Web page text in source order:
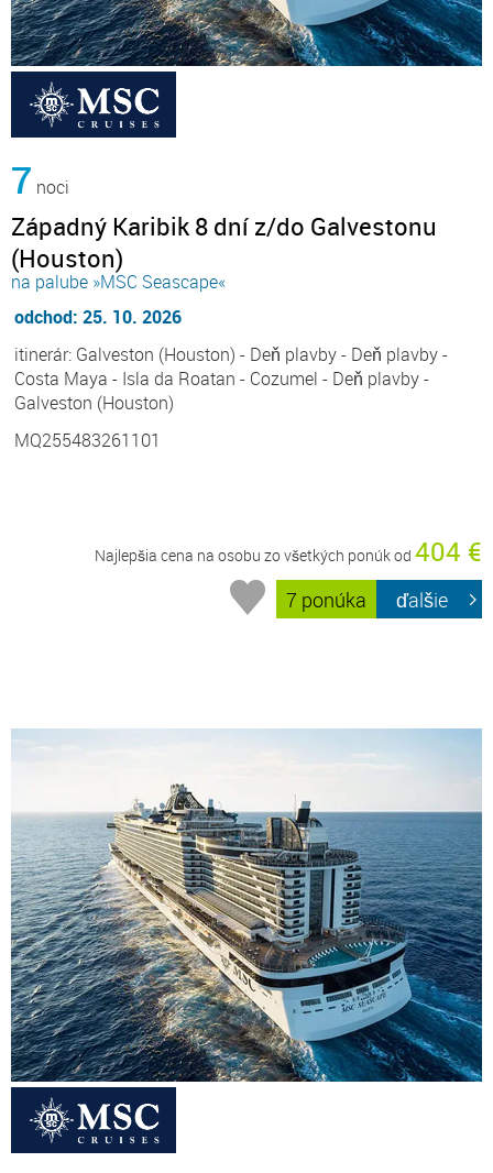
7 noci
Západný Karibik 8 dní z/do Galvestonu
(Houston)
na palube »MSC Seascape«
odchod: 25. 10. 2026
itinerár: Galveston (Houston) - Deň plavby - Deň plavby -
Costa Maya - Isla da Roatan - Cozumel - Deň plavby -
Galveston (Houston)
MQ255483261101
Najlepšia cena na osobu zo všetkých ponúk od 404 €
7 ponúka ďalšie